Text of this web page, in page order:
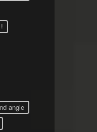
angle